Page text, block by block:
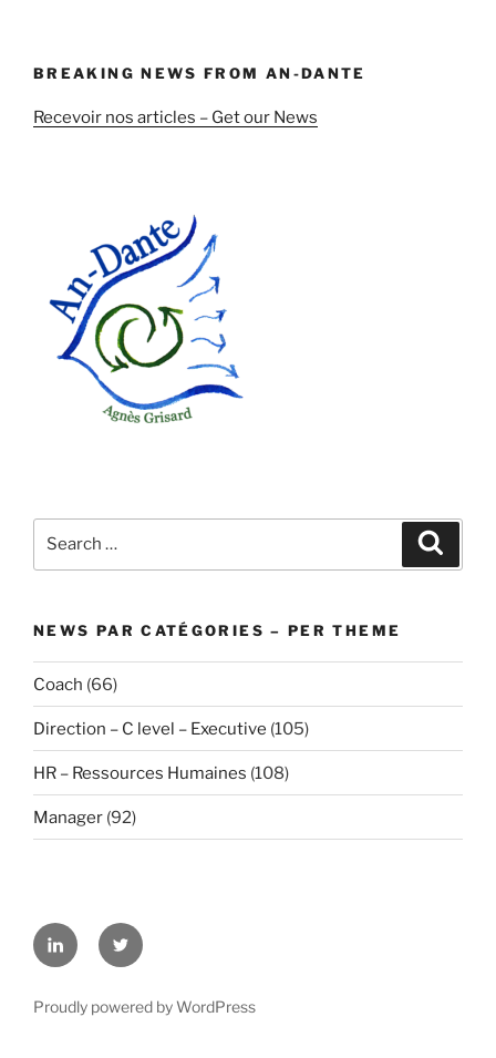
BREAKING NEWS FROM AN-DANTE
Recevoir nos articles – Get our News
NEWS PAR CATÉGORIES – PER THEME
Coach (66)
Direction – C level – Executive (105)
HR – Ressources Humaines (108)
Manager (92)
LinkedinTwitter
Proudly powered by WordPress